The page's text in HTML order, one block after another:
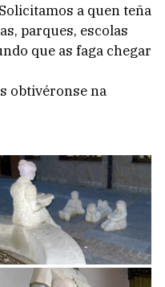
a quen teña
parques, escolas
que as faga chegar
obtivéronse na